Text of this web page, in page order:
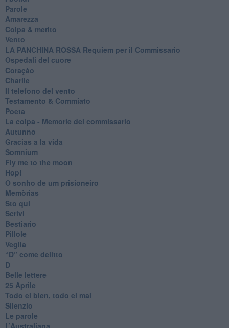
Parole
Amarezza
Colpa & merito
Vento
​LA PANCHINA ROSSA Requiem per il Commissario
Ospedali del cuore
Coraçào
Charlie
Il telefono del vento
Testamento & Commiato
Poeta
​La colpa - Memorie del commissario
Autunno
Gracias a la vida
Somnium
Fly me to the moon
Hop!
O sonho de um prisioneiro
Memòrias
Sto qui
Scrivi
Bestiario
Pillole
Veglia
​“D” come delitto
D
Belle lettere
25 Aprile
Todo el bien, todo el mal
Silenzio
Le parole
​L’Australiana